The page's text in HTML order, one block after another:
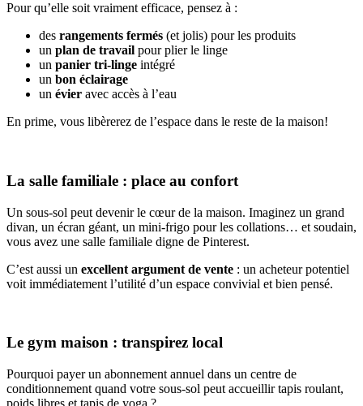
Pour qu’elle soit vraiment efficace, pensez à :
des rangements fermés (et jolis) pour les produits
un plan de travail pour plier le linge
un panier tri-linge intégré
un bon éclairage
un évier avec accès à l’eau
En prime, vous libèrerez de l’espace dans le reste de la maison!
La salle familiale : place au confort
Un sous-sol peut devenir le cœur de la maison. Imaginez un grand
divan, un écran géant, un mini-frigo pour les collations… et soudain,
vous avez une salle familiale digne de Pinterest.
C’est aussi un excellent argument de vente : un acheteur potentiel
voit immédiatement l’utilité d’un espace convivial et bien pensé.
Le gym maison : transpirez local
Pourquoi payer un abonnement annuel dans un centre de
conditionnement quand votre sous-sol peut accueillir tapis roulant,
poids libres et tapis de yoga ?